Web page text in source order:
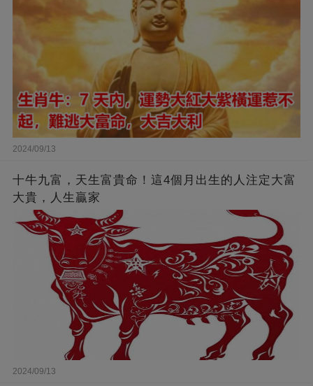
2024/09/13
十牛九富，天生富貴命！這4個月出生的人注定大富
大貴，人生贏家
2024/09/13